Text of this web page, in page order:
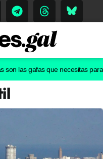
gafas que necesitas para ver